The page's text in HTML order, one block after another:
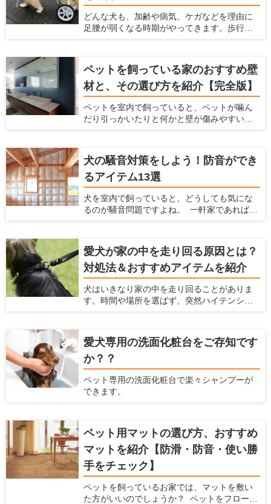
しょう。老犬や気管の弱い犬のサポートにも
役立ちます。 この記事では、ご飯台を使うメ
リットと選び方、おすすめのアイテムを7つ紹
どんな犬も、加齢や病気、ケガなどを理由に
足腰が弱くなる時期がやってきます。歩行が
さんにとって、少しの距離でも一緒に歩ける
時間は貴重です。たとえ体が不自由であって
も、犬用車椅子があれば愛犬の意思で行きた
い場所に移動できます。 寝たきりを予防する
ために、体力づくりの一環として犬用車椅子
を利用するのも一つの方法です。この記事で
ペットを飼っている家のおすすめ壁
材と、その選び方を紹介【完全版】
ペットを室内で飼っていると、ペットが噛ん
だり引っかいたりと何かと壁が傷みやすいで
声が周りに漏れたりするのも、壁が原因のこ
とがあります。 だからこそ、ペットを飼う時
にはこういった悩みを解決してくれる壁材を
選ぶ必要があります。 この記事では、ペット
を飼う家におすすめの壁材を紹介するととも
に、愛犬家住宅だからこそ知っている壁材の
犬の騒音対策をしよう！防音ができ
るアイテム13選
犬を室内で飼っていると、どうしても気にな
るのが騒音問題ですよね。 一軒家であれば周
す。 犬を飼っている時の騒音問題に対策する
ための方法、商品をここでは紹介します。
愛犬が家の中を走り回る原因とは？
対処法＆おすすめアイテムを紹介
犬はいきなり家の中を走り回ることがありま
す。時間や場所を選ばず、突然ハイテンショ
への迷惑が気になりますし、鳴いたり唸った
りしながら走ると近所への迷惑も気になりま
す。何より愛犬の健康に問題ないか心配にな
ると思います。この記事では、犬が家の中を
走り回るいくつかの原因を説明するととも
に、具体的な対処法を解説します。
愛犬専用の洗面化粧台をご存知です
か？？
ペット専用の洗面化粧台で楽々シャンプーが
できます。
ペット用マットの選び方、おすすめ
マットを紹介【防滑・防音・使い勝
手をチェック】
ペットを飼っているお家では、マットを敷い
た方がいいのでしょうか？ ペットをフローリ